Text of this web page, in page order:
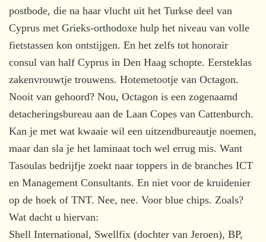
postbode, die na haar vlucht uit het Turkse deel van
Cyprus met Grieks-orthodoxe hulp het niveau van volle
fietstassen kon ontstijgen. En het zelfs tot honorair
consul van half Cyprus in Den Haag schopte. Eersteklas
zakenvrouwtje trouwens. Hotemetootje van Octagon.
Nooit van gehoord? Nou, Octagon is een zogenaamd
detacheringsbureau aan de Laan Copes van Cattenburch.
Kan je met wat kwaaie wil een uitzendbureautje noemen,
maar dan sla je het laminaat toch wel errug mis. Want
Tasoulas bedrijfje zoekt naar toppers in de branches ICT
en Management Consultants. En niet voor de kruidenier
op de hoek of TNT. Nee, nee. Voor blue chips. Zoals?
Wat dacht u hiervan:
Shell International, Swellfix (dochter van Jeroen), BP,